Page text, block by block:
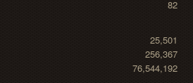
82
25,501
256,367
76,544,192